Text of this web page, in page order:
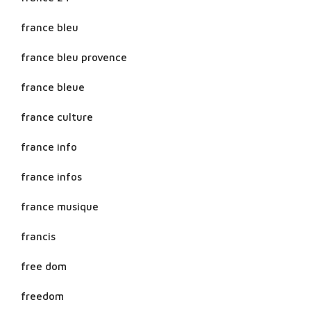
france bleu
france bleu provence
france bleue
france culture
france info
france infos
france musique
francis
free dom
freedom